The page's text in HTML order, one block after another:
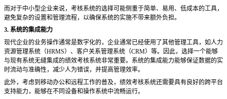
而对于中小型企业来说，考核系统的选择可能侧重于简单、易用、低成本的工具，
避免复杂的设置和管理流程，以确保系统的实施不带来额外负担。
3. 系统的集成能力
现代企业的业务操作通常是数字化的，企业通常已经使用了其他管理工具，如人力
资源管理系统（HRMS）、客户关系管理系统（CRM）等。因此，选择一个能够
与现有系统无缝集成的绩效考核系统非常重要。系统的集成能力能够保证数据的实
时流动与准确性，减少人为错误，并提高管理效率。
此外，考虑到移动办公和远程工作的普及，绩效考核系统还需要具有良好的跨平台
支持能力，能够在不同设备和操作系统中流畅运行。